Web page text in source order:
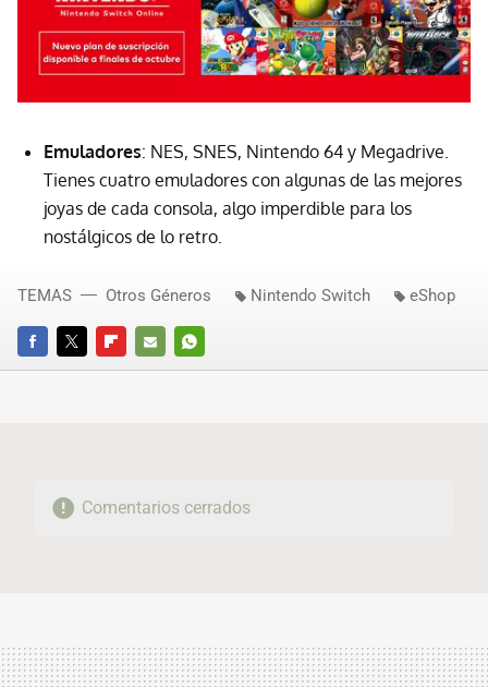
Emuladores: NES, SNES, Nintendo 64 y Megadrive.
Tienes cuatro emuladores con algunas de las mejores
joyas de cada consola, algo imperdible para los
nostálgicos de lo retro.
FACEBOOKTWITTERFLIPBOARD
E-
WHATSAPP
TEMAS Otros Géneros Nintendo Switch eShop
Comentarios cerrados